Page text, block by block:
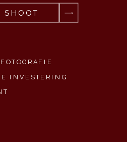
INVESTERING